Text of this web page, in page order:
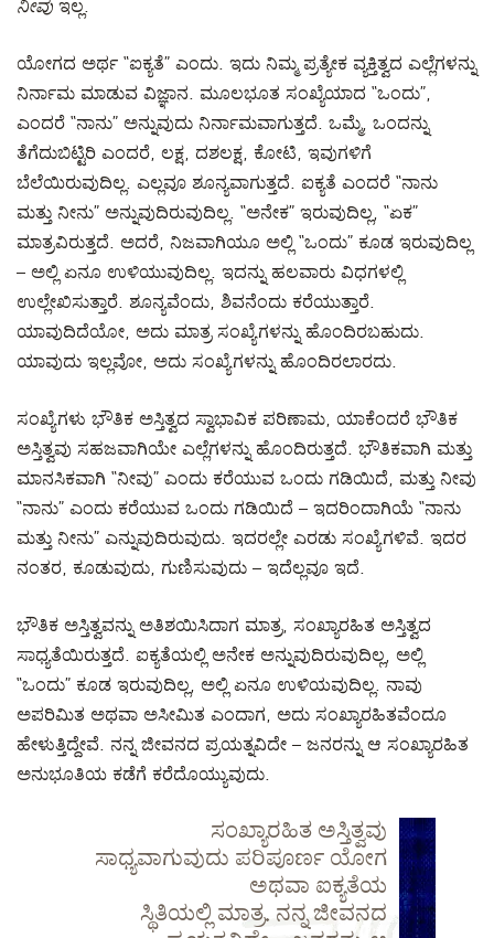
ನೀವು ಇಲ್ಲ.
ಯೋಗದ ಅರ್ಥ “ಐಕ್ಯತೆ” ಎಂದು. ಇದು ನಿಮ್ಮ ಪ್ರತ್ಯೇಕ ವ್ಯಕ್ತಿತ್ವದ ಎಲ್ಲೆಗಳನ್ನು
ನಿರ್ನಾಮ ಮಾಡುವ ವಿಜ್ಞಾನ. ಮೂಲಭೂತ ಸಂಖ್ಯೆಯಾದ “ಒಂದು”,
ಎಂದರೆ “ನಾನು” ಅನ್ನುವುದು ನಿರ್ನಾಮವಾಗುತ್ತದೆ. ಒಮ್ಮೆ, ಒಂದನ್ನು
ತೆಗೆದುಬಿಟ್ಟಿರಿ ಎಂದರೆ, ಲಕ್ಷ, ದಶಲಕ್ಷ, ಕೋಟಿ, ಇವುಗಳಿಗೆ
ಬೆಲೆಯಿರುವುದಿಲ್ಲ. ಎಲ್ಲವೂ ಶೂನ್ಯವಾಗುತ್ತದೆ. ಐಕ್ಯತೆ ಎಂದರೆ “ನಾನು
ಮತ್ತು ನೀನು” ಅನ್ನುವುದಿರುವುದಿಲ್ಲ. “ಅನೇಕ” ಇರುವುದಿಲ್ಲ, “ಏಕ”
ಮಾತ್ರವಿರುತ್ತದೆ. ಅದರೆ, ನಿಜವಾಗಿಯೂ ಅಲ್ಲಿ “ಒಂದು” ಕೂಡ ಇರುವುದಿಲ್ಲ
– ಅಲ್ಲಿ ಏನೂ ಉಳಿಯುವುದಿಲ್ಲ. ಇದನ್ನು ಹಲವಾರು ವಿಧಗಳಲ್ಲಿ
ಉಲ್ಲೇಖಿಸುತ್ತಾರೆ. ಶೂನ್ಯವೆಂದು, ಶಿವನೆಂದು ಕರೆಯುತ್ತಾರೆ.
ಯಾವುದಿದೆಯೋ, ಅದು ಮಾತ್ರ ಸಂಖ್ಯೆಗಳನ್ನು ಹೊಂದಿರಬಹುದು.
ಯಾವುದು ಇಲ್ಲವೋ, ಅದು ಸಂಖ್ಯೆಗಳನ್ನು ಹೊಂದಿರಲಾರದು.
ಸಂಖ್ಯೆಗಳು ಭೌತಿಕ ಅಸ್ತಿತ್ವದ ಸ್ವಾಭಾವಿಕ ಪರಿಣಾಮ, ಯಾಕೆಂದರೆ ಭೌತಿಕ
ಅಸ್ತಿತ್ವವು ಸಹಜವಾಗಿಯೇ ಎಲ್ಲೆಗಳನ್ನು ಹೊಂದಿರುತ್ತದೆ. ಭೌತಿಕವಾಗಿ ಮತ್ತು
ಮಾನಸಿಕವಾಗಿ “ನೀವು” ಎಂದು ಕರೆಯುವ ಒಂದು ಗಡಿಯಿದೆ, ಮತ್ತು ನೀವು
“ನಾನು” ಎಂದು ಕರೆಯುವ ಒಂದು ಗಡಿಯಿದೆ – ಇದರಿಂದಾಗಿಯೆ “ನಾನು
ಮತ್ತು ನೀನು” ಎನ್ನುವುದಿರುವುದು. ಇದರಲ್ಲೇ ಎರಡು ಸಂಖ್ಯೆಗಳಿವೆ. ಇದರ
ನಂತರ, ಕೂಡುವುದು, ಗುಣಿಸುವುದು – ಇದೆಲ್ಲವೂ ಇದೆ.
ಭೌತಿಕ ಅಸ್ತಿತ್ವವನ್ನು ಅತಿಶಯಿಸಿದಾಗ ಮಾತ್ರ, ಸಂಖ್ಯಾರಹಿತ ಅಸ್ತಿತ್ವದ
ಸಾಧ್ಯತೆಯಿರುತ್ತದೆ. ಐಕ್ಯತೆಯಲ್ಲಿ ಅನೇಕ ಅನ್ನುವುದಿರುವುದಿಲ್ಲ, ಅಲ್ಲಿ
“ಒಂದು” ಕೂಡ ಇರುವುದಿಲ್ಲ, ಅಲ್ಲಿ ಏನೂ ಉಳಿಯವುದಿಲ್ಲ. ನಾವು
ಅಪರಿಮಿತ ಅಥವಾ ಅಸೀಮಿತ ಎಂದಾಗ, ಅದು ಸಂಖ್ಯಾರಹಿತವೆಂದೂ
ಹೇಳುತ್ತಿದ್ದೇವೆ. ನನ್ನ ಜೀವನದ ಪ್ರಯತ್ನವಿದೇ – ಜನರನ್ನು ಆ ಸಂಖ್ಯಾರಹಿತ
ಅನುಭೂತಿಯ ಕಡೆಗೆ ಕರೆದೊಯ್ಯುವುದು.
ಸಂಖ್ಯಾರಹಿತ ಅಸ್ತಿತ್ವವು
ಸಾಧ್ಯವಾಗುವುದು ಪರಿಪೂರ್ಣ ಯೋಗ
ಅಥವಾ ಐಕ್ಯತೆಯ
ಸ್ಥಿತಿಯಲ್ಲಿ ಮಾತ್ರ. ನನ್ನ ಜೀವನದ